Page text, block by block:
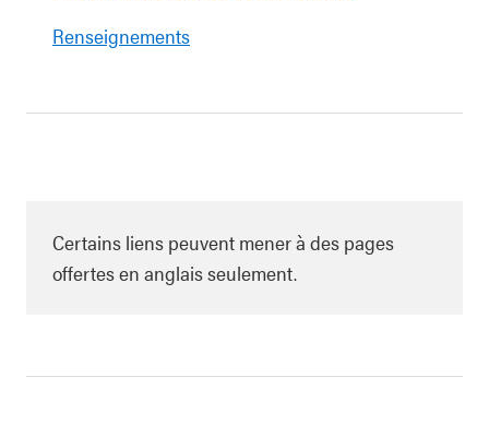
Renseignements
Certains liens peuvent mener à des pages
offertes en anglais seulement.